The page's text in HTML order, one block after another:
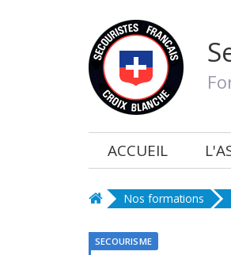
ACCUEIL
Nos formations
SECOURISME